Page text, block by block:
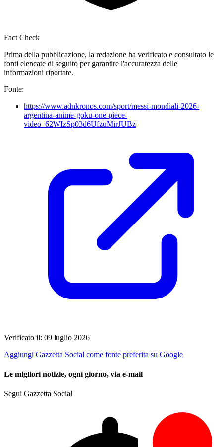
Fact Check
Prima della pubblicazione, la redazione ha verificato e consultato le
fonti elencate di seguito per garantire l'accuratezza delle
informazioni riportate.
Fonte:
https://www.adnkronos.com/sport/messi-mondiali-2026-
argentina-anime-goku-one-piece-
video_62WIzSp03d6UfzuMirJUBz
Verificato il: 09 luglio 2026
Aggiungi Gazzetta Social come fonte preferita su Google
Le migliori notizie, ogni giorno, via e-mail
Segui Gazzetta Social